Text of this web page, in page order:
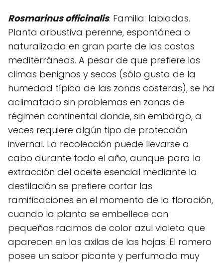
Rosmarinus officinalis. Familia: labiadas.
Planta arbustiva perenne, espontánea o
naturalizada en gran parte de las costas
mediterráneas. A pesar de que prefiere los
climas benignos y secos (sólo gusta de la
humedad típica de las zonas costeras), se ha
aclimatado sin problemas en zonas de
régimen continental donde, sin embargo, a
veces requiere algún tipo de protección
invernal. La recolección puede llevarse a
cabo durante todo el año, aunque para la
extracción del aceite esencial mediante la
destilación se prefiere cortar las
ramificaciones en el momento de la floración,
cuando la planta se embellece con
pequeños racimos de color azul violeta que
aparecen en las axilas de las hojas. El romero
posee un sabor picante y perfumado muy